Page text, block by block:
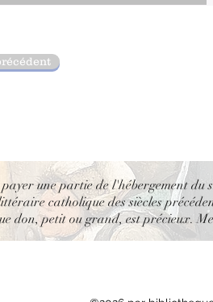
une partie de l'hébergement du
catholique des siècles
don, petit ou grand, est précieux.